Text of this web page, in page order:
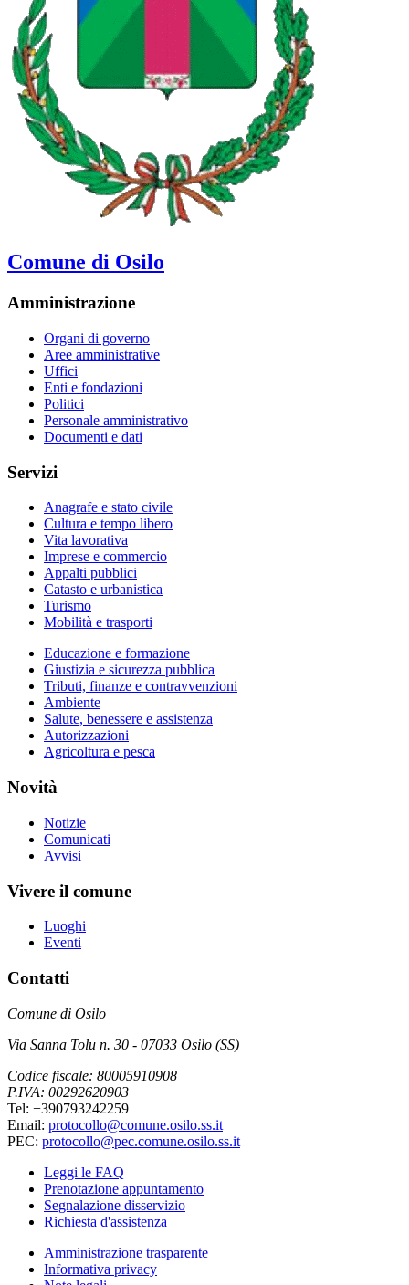
Comune di Osilo
Amministrazione
Organi di governo
Aree amministrative
Uffici
Enti e fondazioni
Politici
Personale amministrativo
Documenti e dati
Servizi
Anagrafe e stato civile
Cultura e tempo libero
Vita lavorativa
Imprese e commercio
Appalti pubblici
Catasto e urbanistica
Turismo
Mobilità e trasporti
Educazione e formazione
Giustizia e sicurezza pubblica
Tributi, finanze e contravvenzioni
Ambiente
Salute, benessere e assistenza
Autorizzazioni
Agricoltura e pesca
Novità
Notizie
Comunicati
Avvisi
Vivere il comune
Luoghi
Eventi
Contatti
Comune di Osilo
Via Sanna Tolu n. 30 - 07033 Osilo (SS)
Codice fiscale: 80005910908
P.IVA: 00292620903
Tel: +390793242259
Email: protocollo@comune.osilo.ss.it
PEC: protocollo@pec.comune.osilo.ss.it
Leggi le FAQ
Prenotazione appuntamento
Segnalazione disservizio
Richiesta d'assistenza
Amministrazione trasparente
Informativa privacy